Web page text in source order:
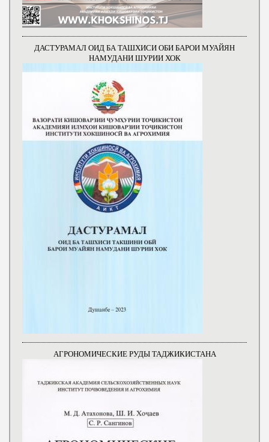
ДАСТУРАМАЛ ОИД БА ТАШХИСИ ОБИ БАРОИ МУАЙЯН
НАМУДАНИ ШУРИИ ХОК
АГРОНОМИЧЕСКИЕ РУДЫ ТАДЖИКИСТАНА